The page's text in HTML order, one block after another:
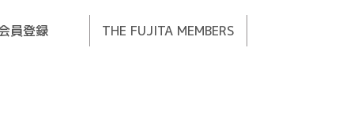
員登録 THE FUJITA MEMBERS